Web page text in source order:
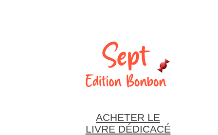
ACHETER LE
LIVRE DÉDICACÉ